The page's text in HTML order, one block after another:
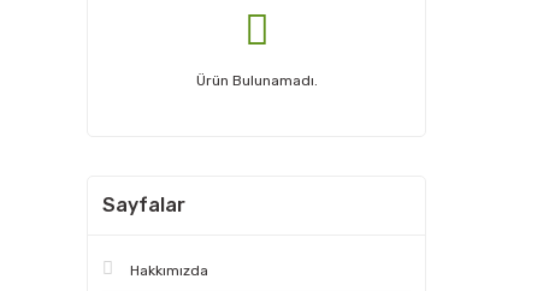
Ürün Bulunamadı.
Sayfalar
Hakkımızda